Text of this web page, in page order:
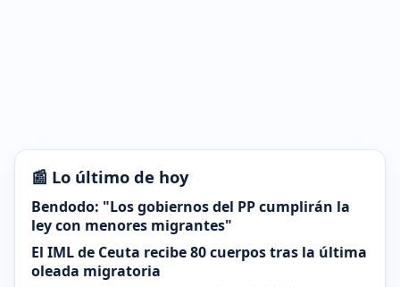
📰 Lo último de hoy
Bendodo: "Los gobiernos del PP cumplirán la
ley con menores migrantes"
El IML de Ceuta recibe 80 cuerpos tras la última
oleada migratoria